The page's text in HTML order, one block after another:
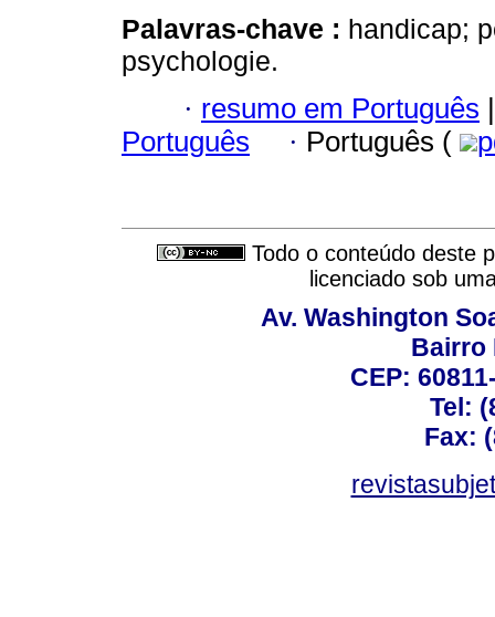
Palavras-chave : handicap;
psychologie.
· resumo em Português |
Português
· Português (
Todo o conteúdo deste
licenciado sob
Av. Washington
Bairro
CEP:
Tel:
Fax: